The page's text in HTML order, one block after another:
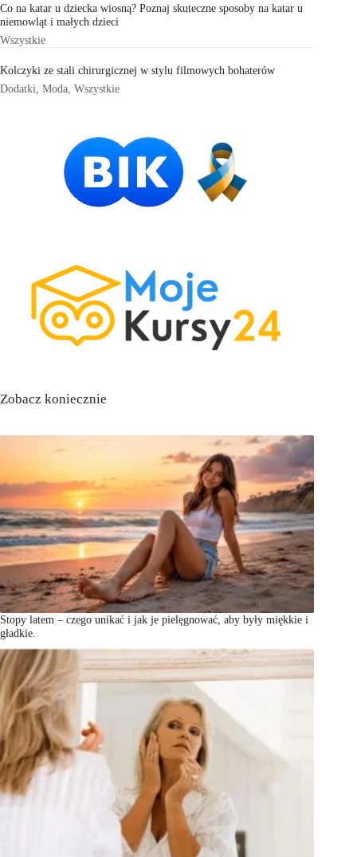
Co na katar u dziecka wiosną? Poznaj skuteczne sposoby na katar u
niemowląt i małych dzieci
Wszystkie
Kolczyki ze stali chirurgicznej w stylu filmowych bohaterów
Dodatki Moda Wszystkie
Zobacz koniecznie
Stopy latem – czego unikać i jak je pielęgnować, aby były miękkie i
gładkie.